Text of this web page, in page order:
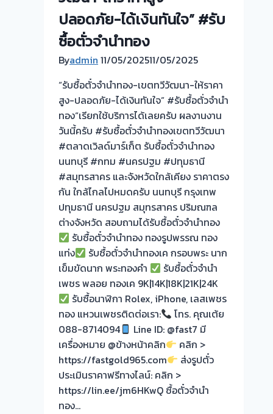
รับ
ไถ่ถอน
ถึง
จำนำ
ร้าน
ทอง
ประเมิน
หน้า
ตั๋ว
ฟรี
จ่าย
สด
ทันที
ไม่
ต้อง
รอ
จบไว
ผล
งาน
วัน
นี
รับ
ปลอดภัย-ได้เงินทันใจ” #รับ
ซื้อตั่วจำนำทอง
Byadmin 11/05/202511/05/2025
“รับซื้อตั๋วจำนำทอง-เขตทวีวัฒนา-ให้ราคา
สูง-ปลอดภัย-ได้เงินทันใจ” #รับซื้อตั่วจำนำ
ทอง“เรียกใช้บริการได้เลยครับ ผลงานงาน
วันนี้ครับ #รับซื้อตั๋วจำนำทองเขตทวีวัฒนา
#ตลาดเวิลด์มาร์เก็ต รับซื้อตั๋วจำนำทอง
นนทบุรี #กทม #นครปฐม #ปทุมธานี
#สมุทรสาคร และจังหวัดใกล้เคียง ราคาตรง
กัน ใกล้ไกลไปหมดครับ นนทบุรี กรุงเทพ
ปทุมธานี นครปฐม สมุทรสาคร ปริมณฑล
ต่างจังหวัด สอบถามได้รับซื้อตั๋วจำนำทอง
รับซื้อตั๋วจำนำทอง ทองรูปพรรณ ทอง
แท่ง
รับซื้อตั๋วจำนำทองเค กรอบพระ นาก
เข็มขัดนาก พระทองคำ
รับซื้อตั๋วจำนำ
เพชร พลอย ทองเค 9K|14K|18K|21K|24K
รับซื้อนาฬิกา Rolex, iPhone, เลสเพชร
ทอง แหวนเพชรติดต่อเรา:
โทร. คุณเต้ย
088-8714094
Line ID: @fast7 มี
เครื่องหมาย @ข้างหน้าคลิก
คลิก >
https://fastgold965.com
ส่งรูปตั๋ว
ประเมินราคาฟรีทางไลน์: คลิก >
https://lin.ee/jm6HKwQ ซื้อตั๋วจำนำ
ทอง…